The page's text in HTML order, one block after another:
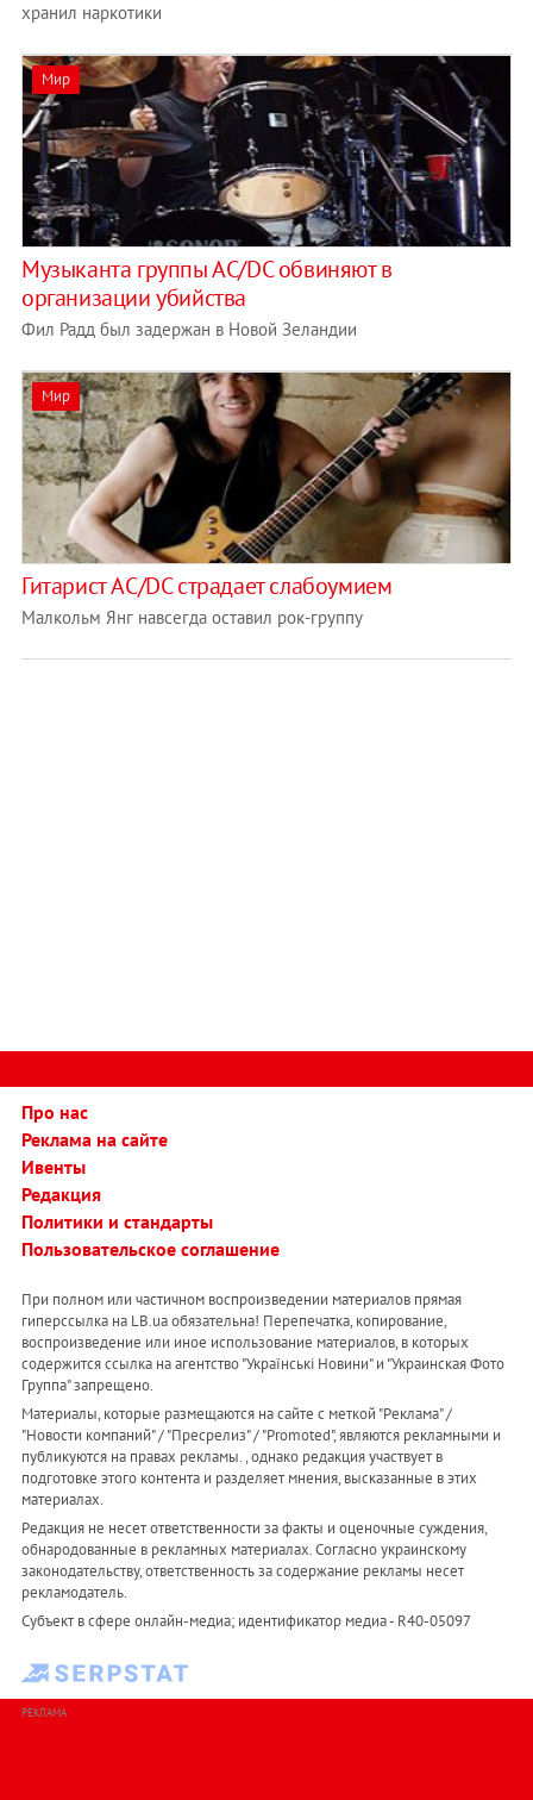
хранил наркотики
Мир
Музыканта группы АС/DC обвиняют в
организации убийства
Фил Радд был задержан в Новой Зеландии
Мир
Гитарист AC/DC страдает слабоумием
Малкольм Янг навсегда оставил рок-группу
Про нас
Реклама на сайте
Ивенты
Редакция
Политики и стандарты
Пользовательское соглашение
При полном или частичном воспроизведении материалов прямая
гиперссылка на LB.ua обязательна! Перепечатка, копирование,
воспроизведение или иное использование материалов, в которых
содержится ссылка на агентство "Українськi Новини" и "Украинская Фото
Группа" запрещено.
Материалы, которые размещаются на сайте с меткой "Реклама" /
"Новости компаний" / "Пресрелиз" / "Promoted", являются рекламными и
публикуются на правах рекламы. , однако редакция участвует в
подготовке этого контента и разделяет мнения, высказанные в этих
материалах.
Редакция не несет ответственности за факты и оценочные суждения,
обнародованные в рекламных материалах. Согласно украинскому
законодательству, ответственность за содержание рекламы несет
рекламодатель.
Субъект в сфере онлайн-медиа; идентификатор медиа - R40-05097
РЕКЛАМА